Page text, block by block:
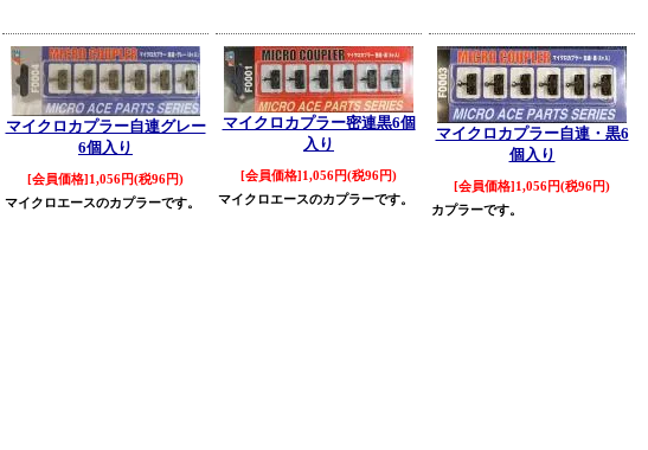
マイクロカプラー自連グレー
6個入り
[会員価格]1,056円(税96円)
マイクロエースのカプラーです。
マイクロカプラー密連黒6個
入り
[会員価格]1,056円(税96円)
マイクロエースのカプラーです。
マイクロカプラー自連・黒6
個入り
[会員価格]1,056円(税96円)
カプラーです。